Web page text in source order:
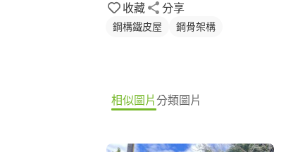
收藏 分享
鋼構鐵皮屋 鋼骨架構
相似圖片分類圖片